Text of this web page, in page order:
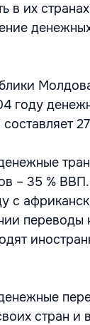
в их
году
– 35 %
с
переводы
стран и